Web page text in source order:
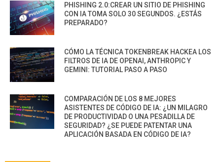
PHISHING 2.0:CREAR UN SITIO DE PHISHING
CON IA TOMA SOLO 30 SEGUNDOS. ¿ESTÁS
PREPARADO?
CÓMO LA TÉCNICA TOKENBREAK HACKEA LOS
FILTROS DE IA DE OPENAI, ANTHROPIC Y
GEMINI: TUTORIAL PASO A PASO
COMPARACIÓN DE LOS 8 MEJORES
ASISTENTES DE CÓDIGO DE IA: ¿UN MILAGRO
DE PRODUCTIVIDAD O UNA PESADILLA DE
SEGURIDAD? ¿SE PUEDE PATENTAR UNA
APLICACIÓN BASADA EN CÓDIGO DE IA?